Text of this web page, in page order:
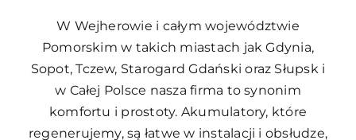
W Wejherowie i całym województwie
Pomorskim w takich miastach jak Gdynia,
Sopot, Tczew, Starogard Gdański oraz Słupsk i
w Całej Polsce nasza firma to synonim
komfortu i prostoty. Akumulatory, które
regenerujemy, są łatwe w instalacji i obsłudze,